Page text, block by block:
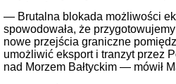
— Brutalna blokada możliwości
spowodowała, że
nowe przejścia graniczne
umożliwić eksport i tranzyt przez
nad Morzem Bałtyckim — mówił